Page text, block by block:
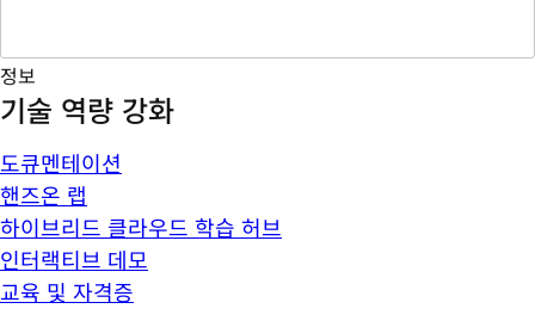
정보
기술 역량 강화
도큐멘테이션
핸즈온 랩
하이브리드 클라우드 학습 허브
인터랙티브 데모
교육 및 자격증